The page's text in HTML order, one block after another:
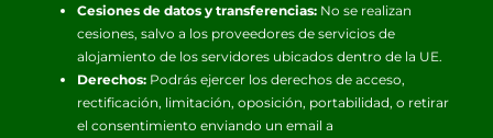
Cesiones de datos y transferencias:No se realizan
cesiones, salvo a los proveedores de servicios de
alojamiento de los servidores ubicados dentro de la UE.
Derechos:Podrás ejercer los derechos de acceso,
rectificación, limitación, oposición, portabilidad, o retirar
el consentimiento enviando un email a